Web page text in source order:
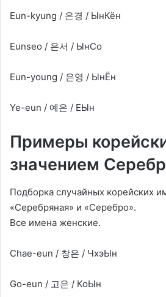
Eun-kyung / 은경 / ЫнКён
Eunseo / 은서 / ЫнСо
Eun-young / 은영 / ЫнЁн
Ye-eun / 예은 / ЕЫн
Примеры
значением
Подборка случайных корейских
«Серебряная» и «Серебро».
Все имена женские.
Chae-eun / 창은 / ЧхэЫн
Go-eun / 고은 / КоЫн